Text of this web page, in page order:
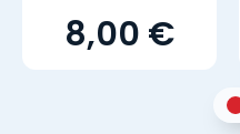
8,00 €